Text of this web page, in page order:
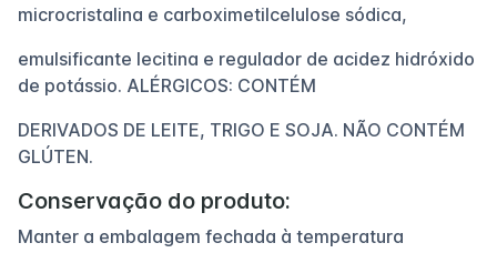
microcristalina e carboximetilcelulose sódica,
emulsificante lecitina e regulador de acidez hidróxido
de potássio. ALÉRGICOS: CONTÉM
DERIVADOS DE LEITE, TRIGO E SOJA. NÃO CONTÉM
GLÚTEN.
Conservação do produto:
Manter a embalagem fechada à temperatura